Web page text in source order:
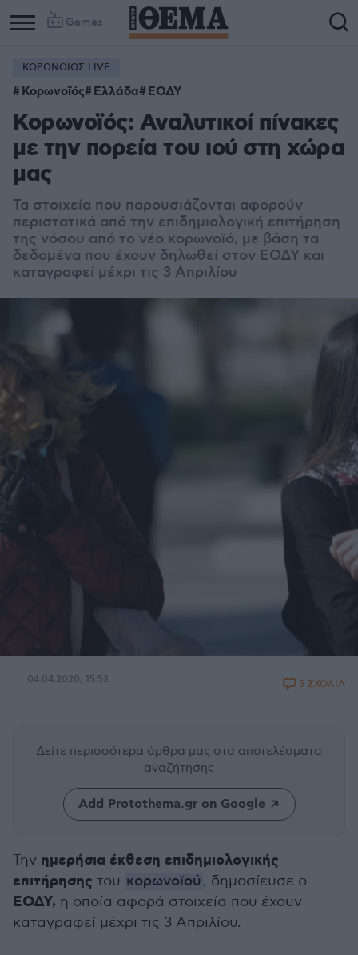
Games
ΚΟΡΩΝΟΙΟΣ LIVE
Κορωνοϊός Ελλάδα ΕΟΔΥ
Κορωνοϊός: Αναλυτικοί πίνακες
με την πορεία του ιού στη χώρα
μας
Τα στοιχεία που παρουσιάζονται αφορούν
περιστατικά από την επιδημιολογική επιτήρηση
της νόσου από το νέο κορωνοϊό, με βάση τα
δεδομένα που έχουν δηλωθεί στον ΕΟΔΥ και
καταγραφεί μέχρι τις 3 Απριλίου
04.04.2020, 15:53 5 ΣΧΟΛΙΑ
Δείτε περισσότερα άρθρα μας στα αποτελέσματα
αναζήτησης
Add Protothema.gr on Google
Την ημερήσια έκθεση επιδημιολογικής
επιτήρησης του κορωνοϊού , δημοσίευσε ο
ΕΟΔΥ, η οποία αφορά στοιχεία που έχουν
καταγραφεί μέχρι τις 3 Απριλίου.